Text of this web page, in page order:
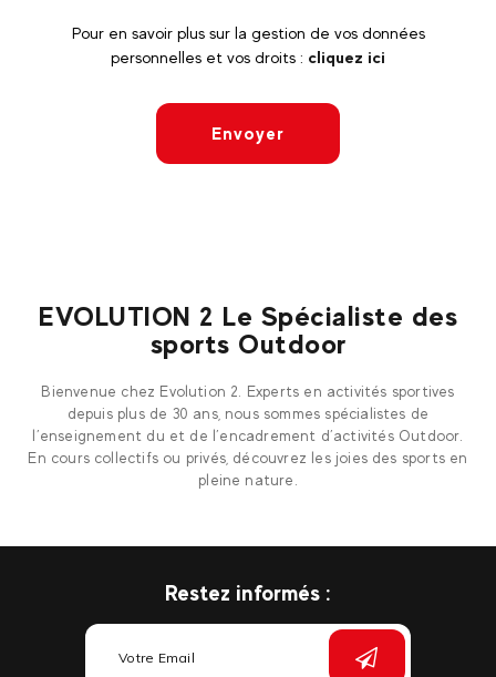
Pour en savoir plus sur la gestion de vos données
personnelles et vos droits : cliquez ici
Envoyer
EVOLUTION 2 Le Spécialiste des
sports Outdoor
Bienvenue chez Evolution 2. Experts en activités sportives
depuis plus de 30 ans, nous sommes spécialistes de
l’enseignement du et de l’encadrement d’activités Outdoor.
En cours collectifs ou privés, découvrez les joies des sports en
pleine nature.
Restez informés :